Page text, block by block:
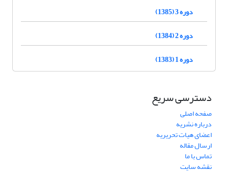
دوره 3 (1385)
دوره 2 (1384)
دوره 1 (1383)
دسترسی سریع
صفحه اصلی
درباره نشریه
اعضای هیات تحریریه
ارسال مقاله
تماس با ما
نقشه سایت